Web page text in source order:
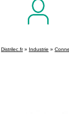
Distrilec.fr» Industrie »